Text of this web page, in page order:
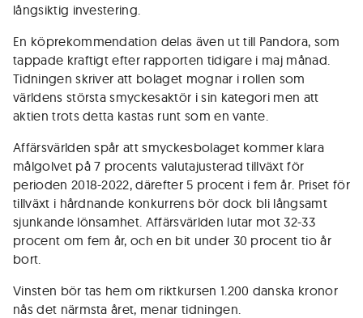
långsiktig investering.
En köprekommendation delas även ut till Pandora, som
tappade kraftigt efter rapporten tidigare i maj månad.
Tidningen skriver att bolaget mognar i rollen som
världens största smyckesaktör i sin kategori men att
aktien trots detta kastas runt som en vante.
Affärsvärlden spår att smyckesbolaget kommer klara
målgolvet på 7 procents valutajusterad tillväxt för
perioden 2018-2022, därefter 5 procent i fem år. Priset för
tillväxt i hårdnande konkurrens bör dock bli långsamt
sjunkande lönsamhet. Affärsvärlden lutar mot 32-33
procent om fem år, och en bit under 30 procent tio år
bort.
Vinsten bör tas hem om riktkursen 1.200 danska kronor
nås det närmsta året, menar tidningen.